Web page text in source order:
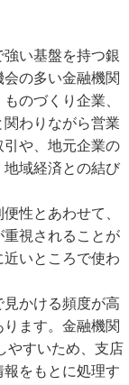
い基盤を持つ銀
の多い金融機関
のづくり企業、
わりながら営業
引や、地元企業の
域経済との結び
性とあわせて、
視されることが
いところで使わ
かける頻度が高
ます。金融機関
やすいため、支店
をもとに処理す